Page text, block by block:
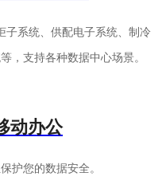
子系统、供配电子系统、制冷
，支持各种数据中心场景。
动办公
护您的数据安全。